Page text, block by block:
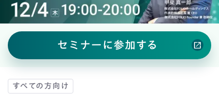
セミナーに参加する open_in_new
すべての方向け